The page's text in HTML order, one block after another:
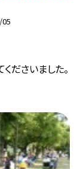
ださいました。